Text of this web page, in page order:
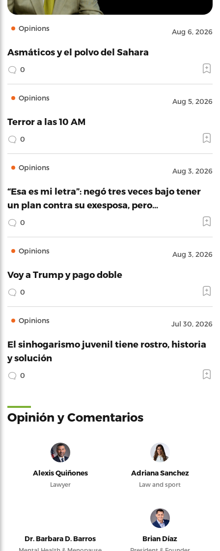
Opinions Aug 6, 2026
Asmáticos y el polvo del Sahara
0
Opinions Aug 5, 2026
Terror a las 10 AM
0
Opinions Aug 3, 2026
“Esa es mi letra”: negó tres veces bajo tener
un plan contra su exesposa, pero…
0
Opinions Aug 3, 2026
Voy a Trump y pago doble
0
Opinions Jul 30, 2026
El sinhogarismo juvenil tiene rostro, historia
y solución
0
Opinión y Comentarios
Alexis Quiñones
Lawyer
Adriana Sanchez
Law and sport
Dr. Barbara D. Barros Brian Díaz